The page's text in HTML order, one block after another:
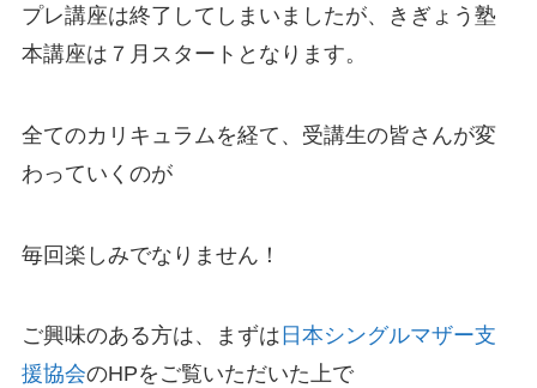
プレ講座は終了してしまいましたが、きぎょう塾
本講座は７月スタートとなります。
全てのカリキュラムを経て、受講生の皆さんが変
わっていくのが
毎回楽しみでなりません！
ご興味のある方は、まずは 日本シングルマザー支
援協会のHPをご覧いただいた上で